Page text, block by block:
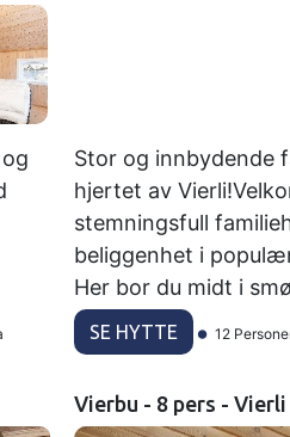
Stor og innbydende
hjertet av
stemningsfull
beliggenhet i
Her bor du midt i
SE HYTTE 12
Vierbu - 8 pers -